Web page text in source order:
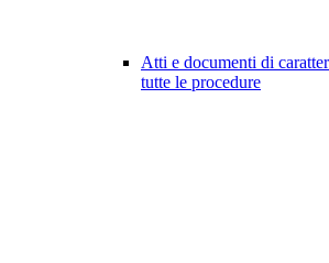
Atti e documenti di
tutte le procedure